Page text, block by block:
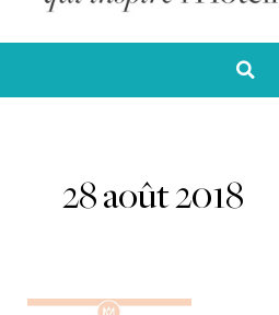
28 août 2018
MÊME